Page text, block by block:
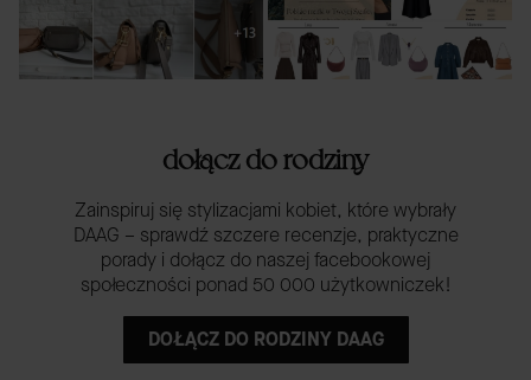
dołącz do rodziny
Zainspiruj się stylizacjami kobiet, które wybrały
DAAG – sprawdź szczere recenzje, praktyczne
porady i dołącz do naszej facebookowej
społeczności ponad 50 000 użytkowniczek!
DOŁĄCZ DO RODZINY DAAG